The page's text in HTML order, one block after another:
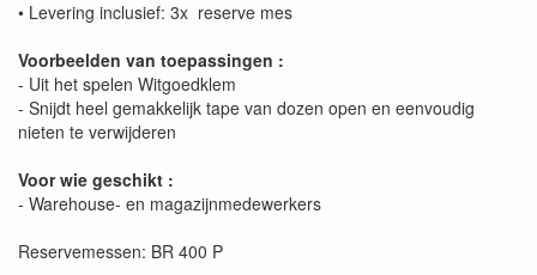
• Levering inclusief: 3x reserve mes
Voorbeelden van toepassingen :
- Uit het spelen Witgoedklem
- Snijdt heel gemakkelijk tape van dozen open en eenvoudig
nieten te verwijderen
Voor wie geschikt :
- Warehouse- en magazijnmedewerkers
Reservemessen: BR 400 P